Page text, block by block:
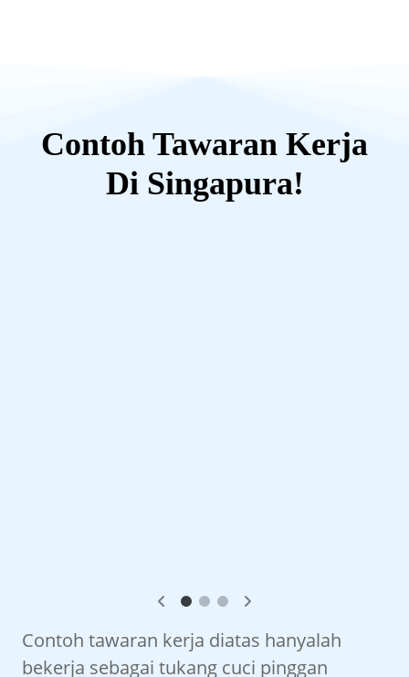
Contoh Tawaran Kerja
Di Singapura!
Contoh tawaran kerja diatas hanyalah
bekerja sebagai tukang cuci pinggan